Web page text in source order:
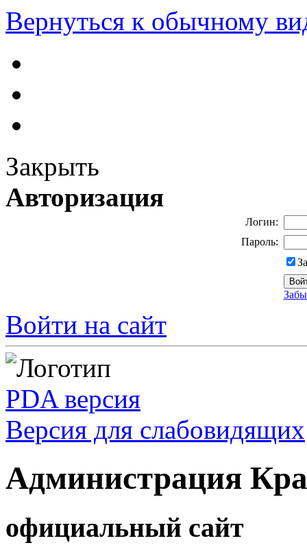
Вернуться к обычному
Закрыть
Авторизация
Логин:
Пароль:
Войти на сайт
PDA версия
Версия для слабовидящих
Администрация
официальный сайт